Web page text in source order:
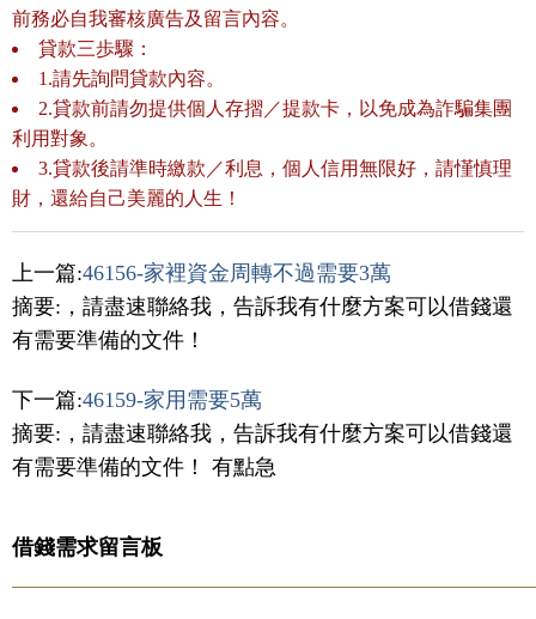
前務必自我審核廣告及留言內容。
貸款三歩驟：
1.請先詢問貸款內容。
2.貸款前請勿提供個人存摺／提款卡，以免成為詐騙集團
利用對象。
3.貸款後請準時繳款／利息，個人信用無限好，請慬慎理
財，還給自己美麗的人生！
上一篇:46156-家裡資金周轉不過需要3萬
摘要:，請盡速聯絡我，告訴我有什麼方案可以借錢還
有需要準備的文件！
下一篇:46159-家用需要5萬
摘要:，請盡速聯絡我，告訴我有什麼方案可以借錢還
有需要準備的文件！ 有點急
借錢需求留言板